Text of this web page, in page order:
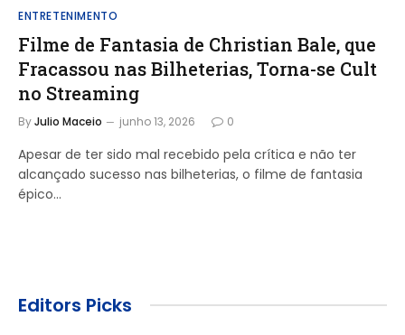
ENTRETENIMENTO
Filme de Fantasia de Christian Bale, que
Fracassou nas Bilheterias, Torna-se Cult
no Streaming
ByJulio Maceio junho 13, 2026 0
Apesar de ter sido mal recebido pela crítica e não ter
alcançado sucesso nas bilheterias, o filme de fantasia
épico…
Editors Picks